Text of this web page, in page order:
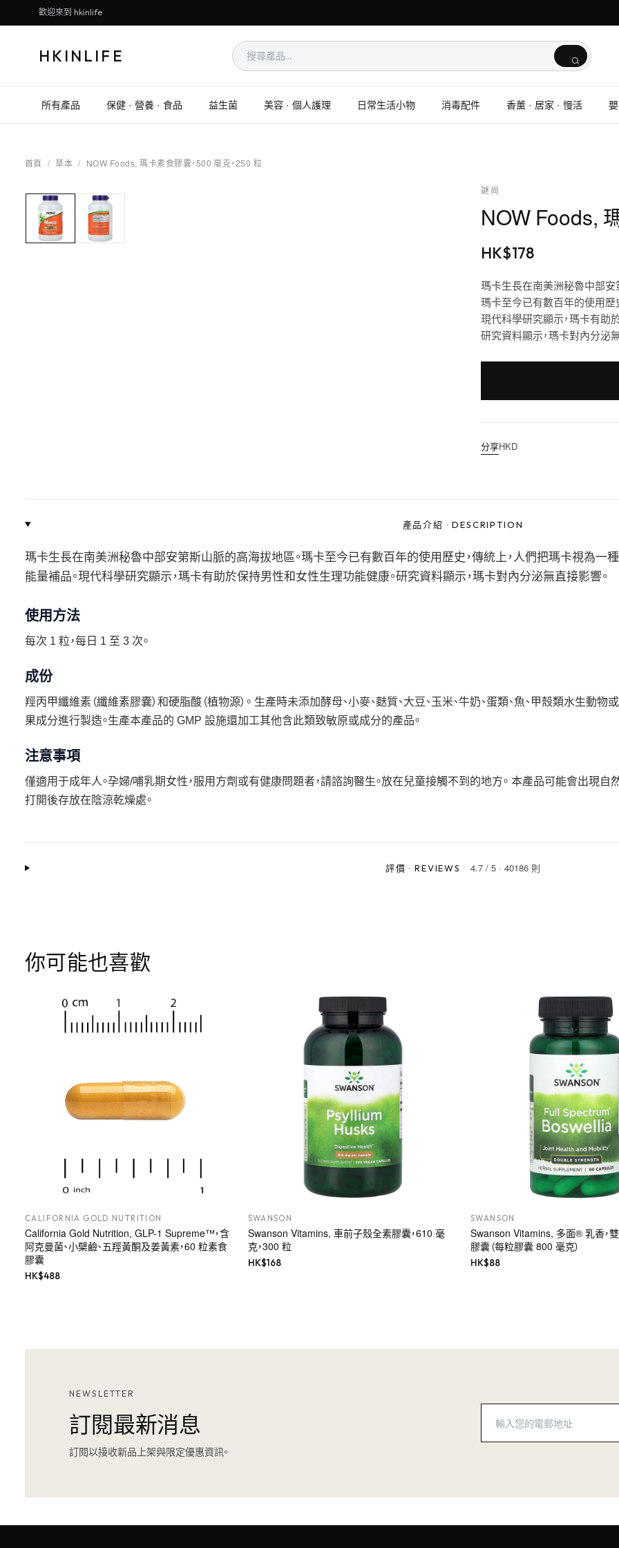
歡迎來到 hkinlife
HKINLIFE
所有產品 保健 · 營養 · 食品 益生菌 美容 · 個人護理 日常生活小物 消毒配件 香薰 · 居家 · 慢活
首頁 / 草本 / NOW Foods, 瑪卡素食膠囊，500 毫克，250 粒
謎尚
NOW Foods,
HK$178
瑪卡生長在南美洲秘魯中部安
瑪卡至今已有數百年的使用歷
現代科學研究顯示，瑪卡有助
研究資料顯示，瑪卡對內分泌
分享HKD
產品介紹 ·DESCRIPTION
瑪卡生長在南美洲秘魯中部安第斯山脈的高海拔地區。瑪卡至今已有數百年的使用歷史，傳統上，人們把瑪卡視為一
能量補品。現代科學研究顯示，瑪卡有助於保持男性和女性生理功能健康。研究資料顯示，瑪卡對內分泌無直接影響。
使用方法
每次 1 粒，每日 1 至 3 次。
成份
羥丙甲纖維素（纖維素膠囊）和硬脂酸（植物源）。 生產時未添加酵母、小麥、麩質、大豆、玉米、牛奶、蛋類、魚、甲殼類水生動物
果成分進行製造。生產本產品的 GMP 設施還加工其他含此類致敏原或成分的產品。
注意事項
僅適用于成年人。孕婦/哺乳期女性，服用方劑或有健康問題者，請諮詢醫生。放在兒童接觸不到的地方。 本產品可能會出現自
打開後存放在陰涼乾燥處。
評價 ·REVIEWS 4.7/ 5· 40186 則
你可能也喜歡
CALIFORNIA GOLD NUTRITION
California Gold Nutrition, GLP-1 Supreme™，含
阿克曼菌、小檗鹼、五羥黃酮及姜黃素，60 粒素食
膠囊
HK$488
SWANSON
Swanson Vitamins, 車前子殼全素膠囊，610 毫
克，300 粒
HK$168
SWANSON
Swanson Vitamins, 多面® 乳香，
膠囊（每粒膠囊 800 毫克）
HK$88
NEWSLETTER
訂閱最新消息
訂閱以接收新品上架與限定優惠資訊。